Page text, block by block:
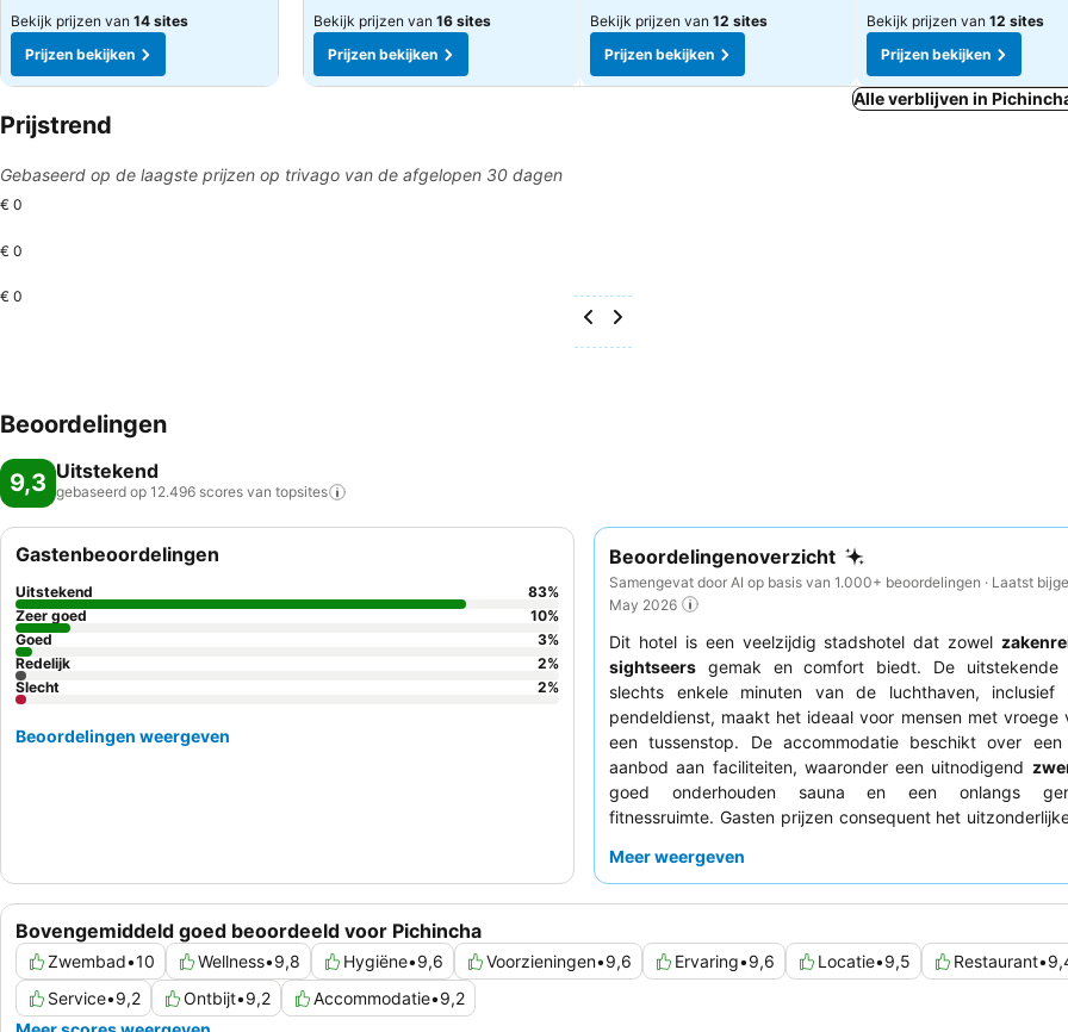
Bekijk prijzen van 14 sites
Prijzen bekijken
Bekijk prijzen van 16 sites
Prijzen bekijken
Bekijk prijzen van 12 sites
Prijzen bekijken
Bekijk prijzen van 12 sites
Prijzen bekijken
Alle verblijven in
Prijstrend
Gebaseerd op de laagste prijzen op trivago van de afgelopen 30 dagen
€ 0
€ 0
€ 0
Beoordelingen
9,3 Uitstekend
gebaseerd op 12.496 scores van topsites
Beoordelingenoverzicht
Samengevat door AI op basis van 1.000+ beoordelingen · Laatst
May 2026
Dit hotel is een veelzijdig stadshotel dat zowel
sightseers gemak en comfort biedt. De uitstekende
slechts enkele minuten van de luchthaven, inclusief
pendeldienst, maakt het ideaal voor mensen met vroege
een tussenstop. De accommodatie beschikt over een
aanbod aan faciliteiten, waaronder een uitnodigend
goed onderhouden sauna en een onlangs
fitnessruimte. Gasten prijzen consequent het
gemaakte omeletten en lokale Ecuadoraanse
Meer weergeven
Bovengemiddeld goed beoordeeld voor Pichincha
Zwembad•10 Wellness•9,8 Hygiëne•9,6 Voorzieningen•9,6 Ervaring•9,6 Locatie•9,5 Restaurant•
Service•9,2 Ontbijt•9,2 Accommodatie•9,2
Gastenbeoordelingen
Uitstekend 83%
Zeer goed
10%
Goed
3%
Redelijk
2%
Slecht
2%
Beoordelingen weergeven